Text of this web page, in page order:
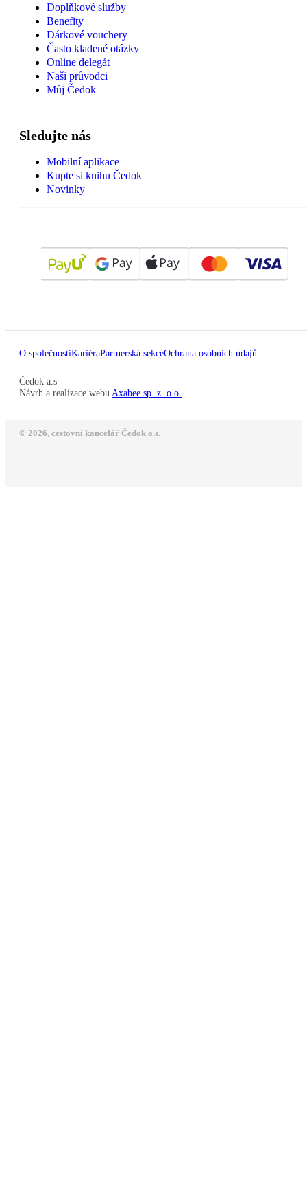
Doplňkové služby
Benefity
Dárkové vouchery
Často kladené otázky
Online delegát
Naši průvodci
Můj Čedok
Sledujte nás
Mobilní aplikace
Kupte si knihu Čedok
Novinky
O společnostiKariéraPartnerská sekceOchrana osobních údajů
Čedok a.s
Návrh a realizace webu Axabee sp. z. o.o.
© 2026, cestovní kancelář Čedok a.s.